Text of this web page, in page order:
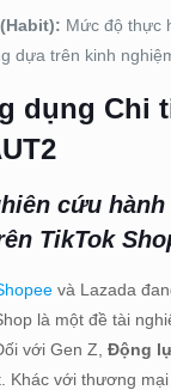
Mức độ thực
dựa trên kinh
dụng Chi
cứu
TikTok
và Lazada
là một đề tài
với Gen Z, Động
Khác với thương